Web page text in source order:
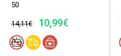
50
14,11€ 10,99€